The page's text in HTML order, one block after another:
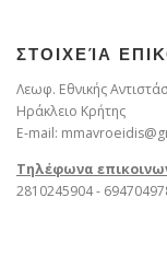
ΣΤΟΙΧΕΊΑ
Λεωφ. Εθνικής
Ηράκλειο Κρήτης
E-mail:
Τηλέφωνα
2810245904 -